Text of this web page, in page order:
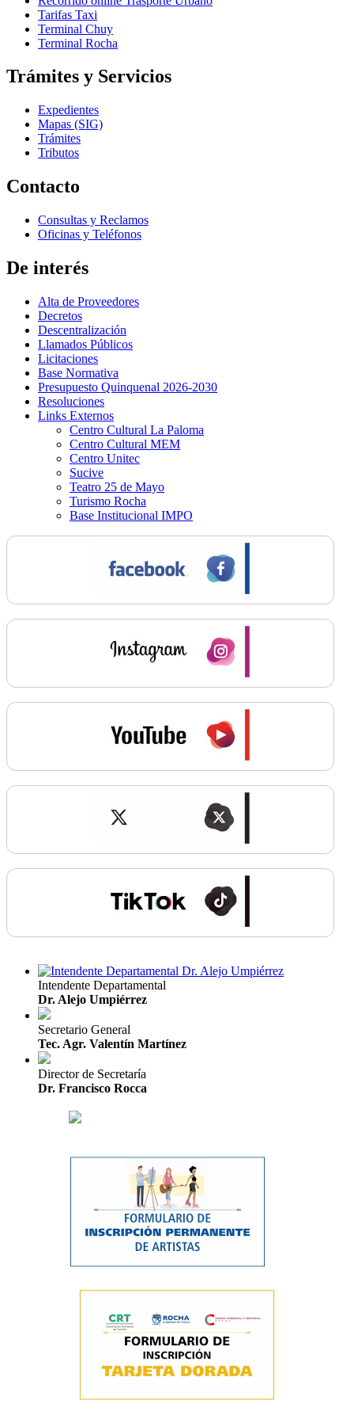
Tarifas Taxi
Terminal Chuy
Terminal Rocha
Trámites y Servicios
Expedientes
Mapas (SIG)
Trámites
Tributos
Contacto
Consultas y Reclamos
Oficinas y Teléfonos
De interés
Alta de Proveedores
Decretos
Descentralización
Llamados Públicos
Licitaciones
Base Normativa
Presupuesto Quinquenal 2026-2030
Resoluciones
Links Externos
Centro Cultural La Paloma
Centro Cultural MEM
Centro Unitec
Sucive
Teatro 25 de Mayo
Turismo Rocha
Base Institucional IMPO
Intendente Departamental
Dr. Alejo Umpiérrez
Secretario General
Tec. Agr. Valentín Martínez
Director de Secretaría
Dr. Francisco Rocca